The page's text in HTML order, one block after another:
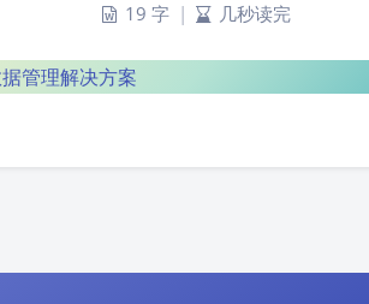
19 字 | 几秒读完
管理解决方案
豆